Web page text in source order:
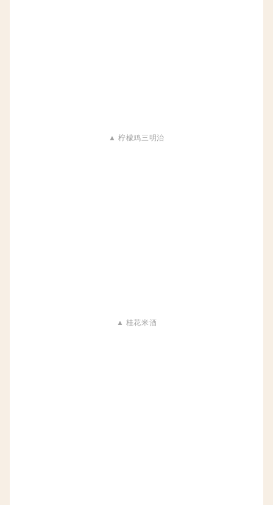
▲ 柠檬鸡三明治
▲ 桂花米酒